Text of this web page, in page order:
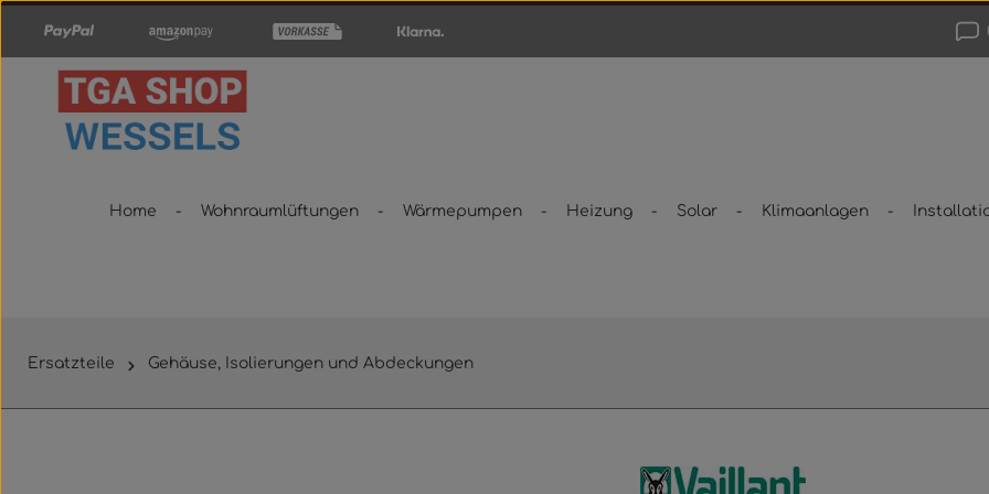
Hauptinhalt springen
Zur Hauptnavigation springen
Home Wohnraumlüftungen Wärmepumpen Heizung Solar Klimaanlagen
Ersatzteile Gehäuse, Isolierungen und Abdeckungen